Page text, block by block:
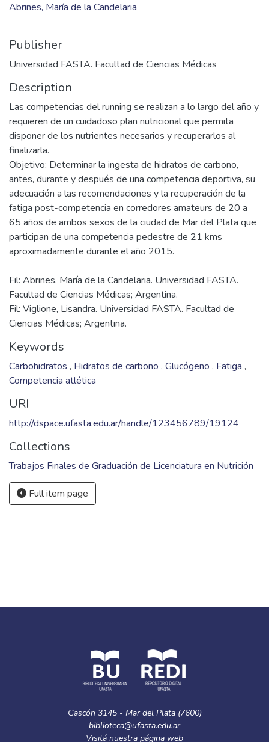
Abrines, María de la Candelaria
Publisher
Universidad FASTA. Facultad de Ciencias Médicas
Description
Las competencias del running se realizan a lo largo del año y
requieren de un cuidadoso plan nutricional que permita
disponer de los nutrientes necesarios y recuperarlos al
finalizarla.
Objetivo: Determinar la ingesta de hidratos de carbono,
antes, durante y después de una competencia deportiva, su
adecuación a las recomendaciones y la recuperación de la
fatiga post-competencia en corredores amateurs de 20 a
65 años de ambos sexos de la ciudad de Mar del Plata que
participan de una competencia pedestre de 21 kms
Fil: Abrines, María de la Candelaria. Universidad FASTA.
Facultad de Ciencias Médicas; Argentina.
Fil: Viglione, Lisandra. Universidad FASTA. Facultad de
Ciencias Médicas; Argentina.
Keywords
Carbohidratos , Hidratos de carbono , Glucógeno , Fatiga ,
Competencia atlética
URI
http://dspace.ufasta.edu.ar/handle/123456789/19124
Collections
Trabajos Finales de Graduación de Licenciatura en Nutrición
Full item page
Gascón 3145 - Mar del Plata (7600)
biblioteca@ufasta.edu.ar
Visitá nuestra página web